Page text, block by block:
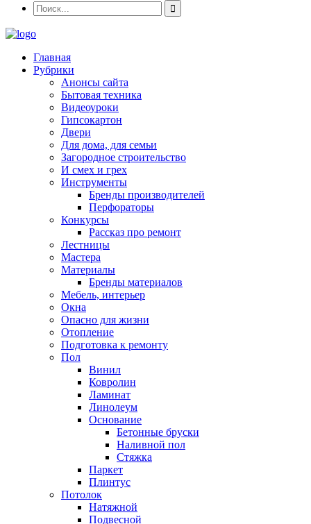
Главная
Рубрики
Анонсы сайта
Бытовая техника
Видеоуроки
Гипсокартон
Двери
Для дома, для семьи
Загородное строительство
И смех и грех
Инструменты
Бренды производителей
Перфораторы
Конкурсы
Рассказ про ремонт
Лестницы
Мастера
Материалы
Бренды материалов
Мебель, интерьер
Окна
Опасно для жизни
Отопление
Подготовка к ремонту
Пол
Винил
Ковролин
Ламинат
Линолеум
Основание
Бетонные бруски
Наливной пол
Стяжка
Паркет
Плинтус
Потолок
Натяжной
Подвесной